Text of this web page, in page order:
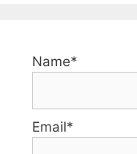
Name*
Email*